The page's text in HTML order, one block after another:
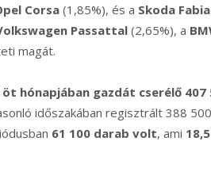
Corsa(1,85%), és a Skoda Fabia
Passattal (2,65%), a
magát.
öt hónapjában gazdát cserélő 407
időszakában regisztrált 388
61 100 darab volt, ami